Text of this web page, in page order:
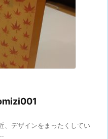
デザインをまったくしてい